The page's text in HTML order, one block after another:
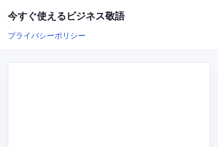
今すぐ使えるビジネス敬語
プライバシーポリシー